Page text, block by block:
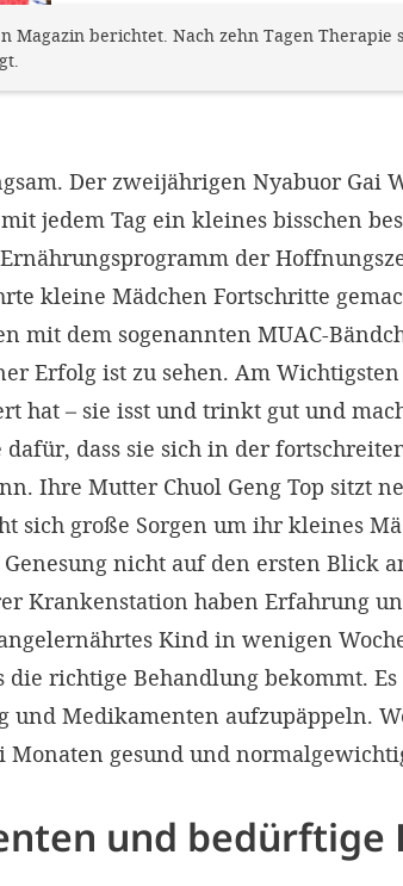
berichtet. Nach zehn Tagen Therapie
Der zweijährigen Nyabuor Gai
jedem Tag ein kleines bisschen
der
kleine Mädchen Fortschritte
mit dem sogenannten MUAC-
Erfolg ist zu sehen. Am
hat – sie isst und trinkt gut und
dass sie sich in der
Ihre Mutter Chuol Geng Top sitzt
sich große Sorgen um ihr kleines
nicht auf den ersten Blick
Krankenstation haben Erfahrung
Kind in wenigen
richtige Behandlung bekommt.
Medikamenten aufzupäppeln.
gesund und
und bedürftige